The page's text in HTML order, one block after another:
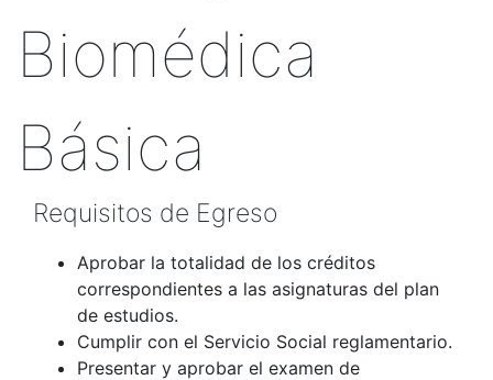
Biomédica
Básica
Requisitos de Egreso
Aprobar la totalidad de los créditos
correspondientes a las asignaturas del plan
de estudios.
Cumplir con el Servicio Social reglamentario.
Presentar y aprobar el examen de